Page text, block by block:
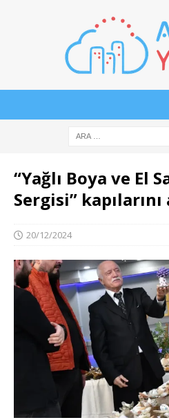
“Yağlı Boya ve El
Sergisi” kapılarını
20/12/2024